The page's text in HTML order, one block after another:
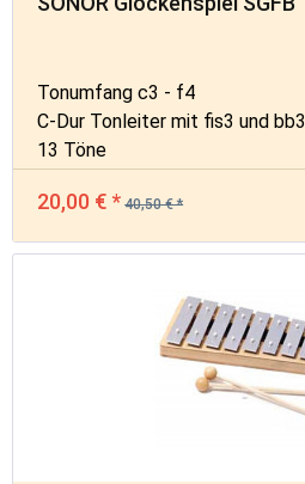
Tonumfang c3 - f4
C-Dur Tonleiter mit fis3 und bb3
13 Töne
20,00 € * 40,50 € *